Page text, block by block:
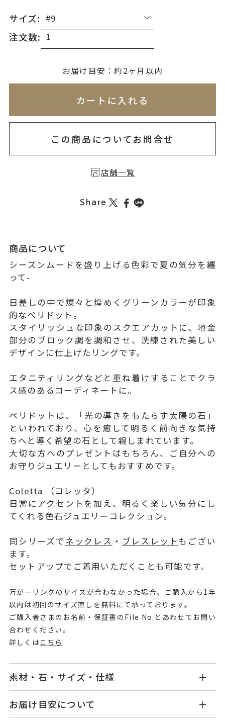
サイズ:
注文数:
(刻印について)※必ず選択ください
お届け目安：約2ヶ月以内
カートに入れる
この商品についてお問合せ
店舗一覧
Share
商品について
シーズンムードを盛り上げる色彩で夏の気分を纏
って-
日差しの中で燦々と煌めくグリーンカラーが印象
的なペリドット。
スタイリッシュな印象のスクエアカットに、地金
部分のブロック調を調和させ、洗練された美しい
デザインに仕上げたリングです。
エタニティリングなどと重ね着けすることでクラ
ス感のあるコーディネートに。
ペリドットは、「光の導きをもたらす太陽の石」
といわれており、心を癒して明るく前向きな気持
ちへと導く希望の石として親しまれています。
大切な方へのプレゼントはもちろん、ご自分への
お守りジュエリーとしてもおすすめです。
Coletta
（コレッタ）
日常にアクセントを加え、明るく楽しい気分にし
てくれる色石ジュエリーコレクション。
同シリーズで ネックレス ・ ブレスレット もござい
ます。
セットアップでご着用いただくことも可能です。
万が一リングのサイズが合わなかった場合、ご購入から1年
以内は初回のサイズ直しを無料にて承っております。
ご購入者さまのお名前・保証書のFile No.とあわせてお問い
合わせください。
詳しくはこちら
素材・石・サイズ・仕様
品番
OB2507R001PRYG1
お届け目安について